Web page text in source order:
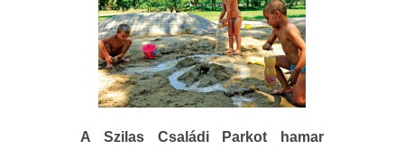
A Szilas Családi Parkot hamar